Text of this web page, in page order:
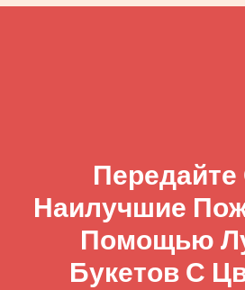
Наилучшие
Помощью
Букетов С